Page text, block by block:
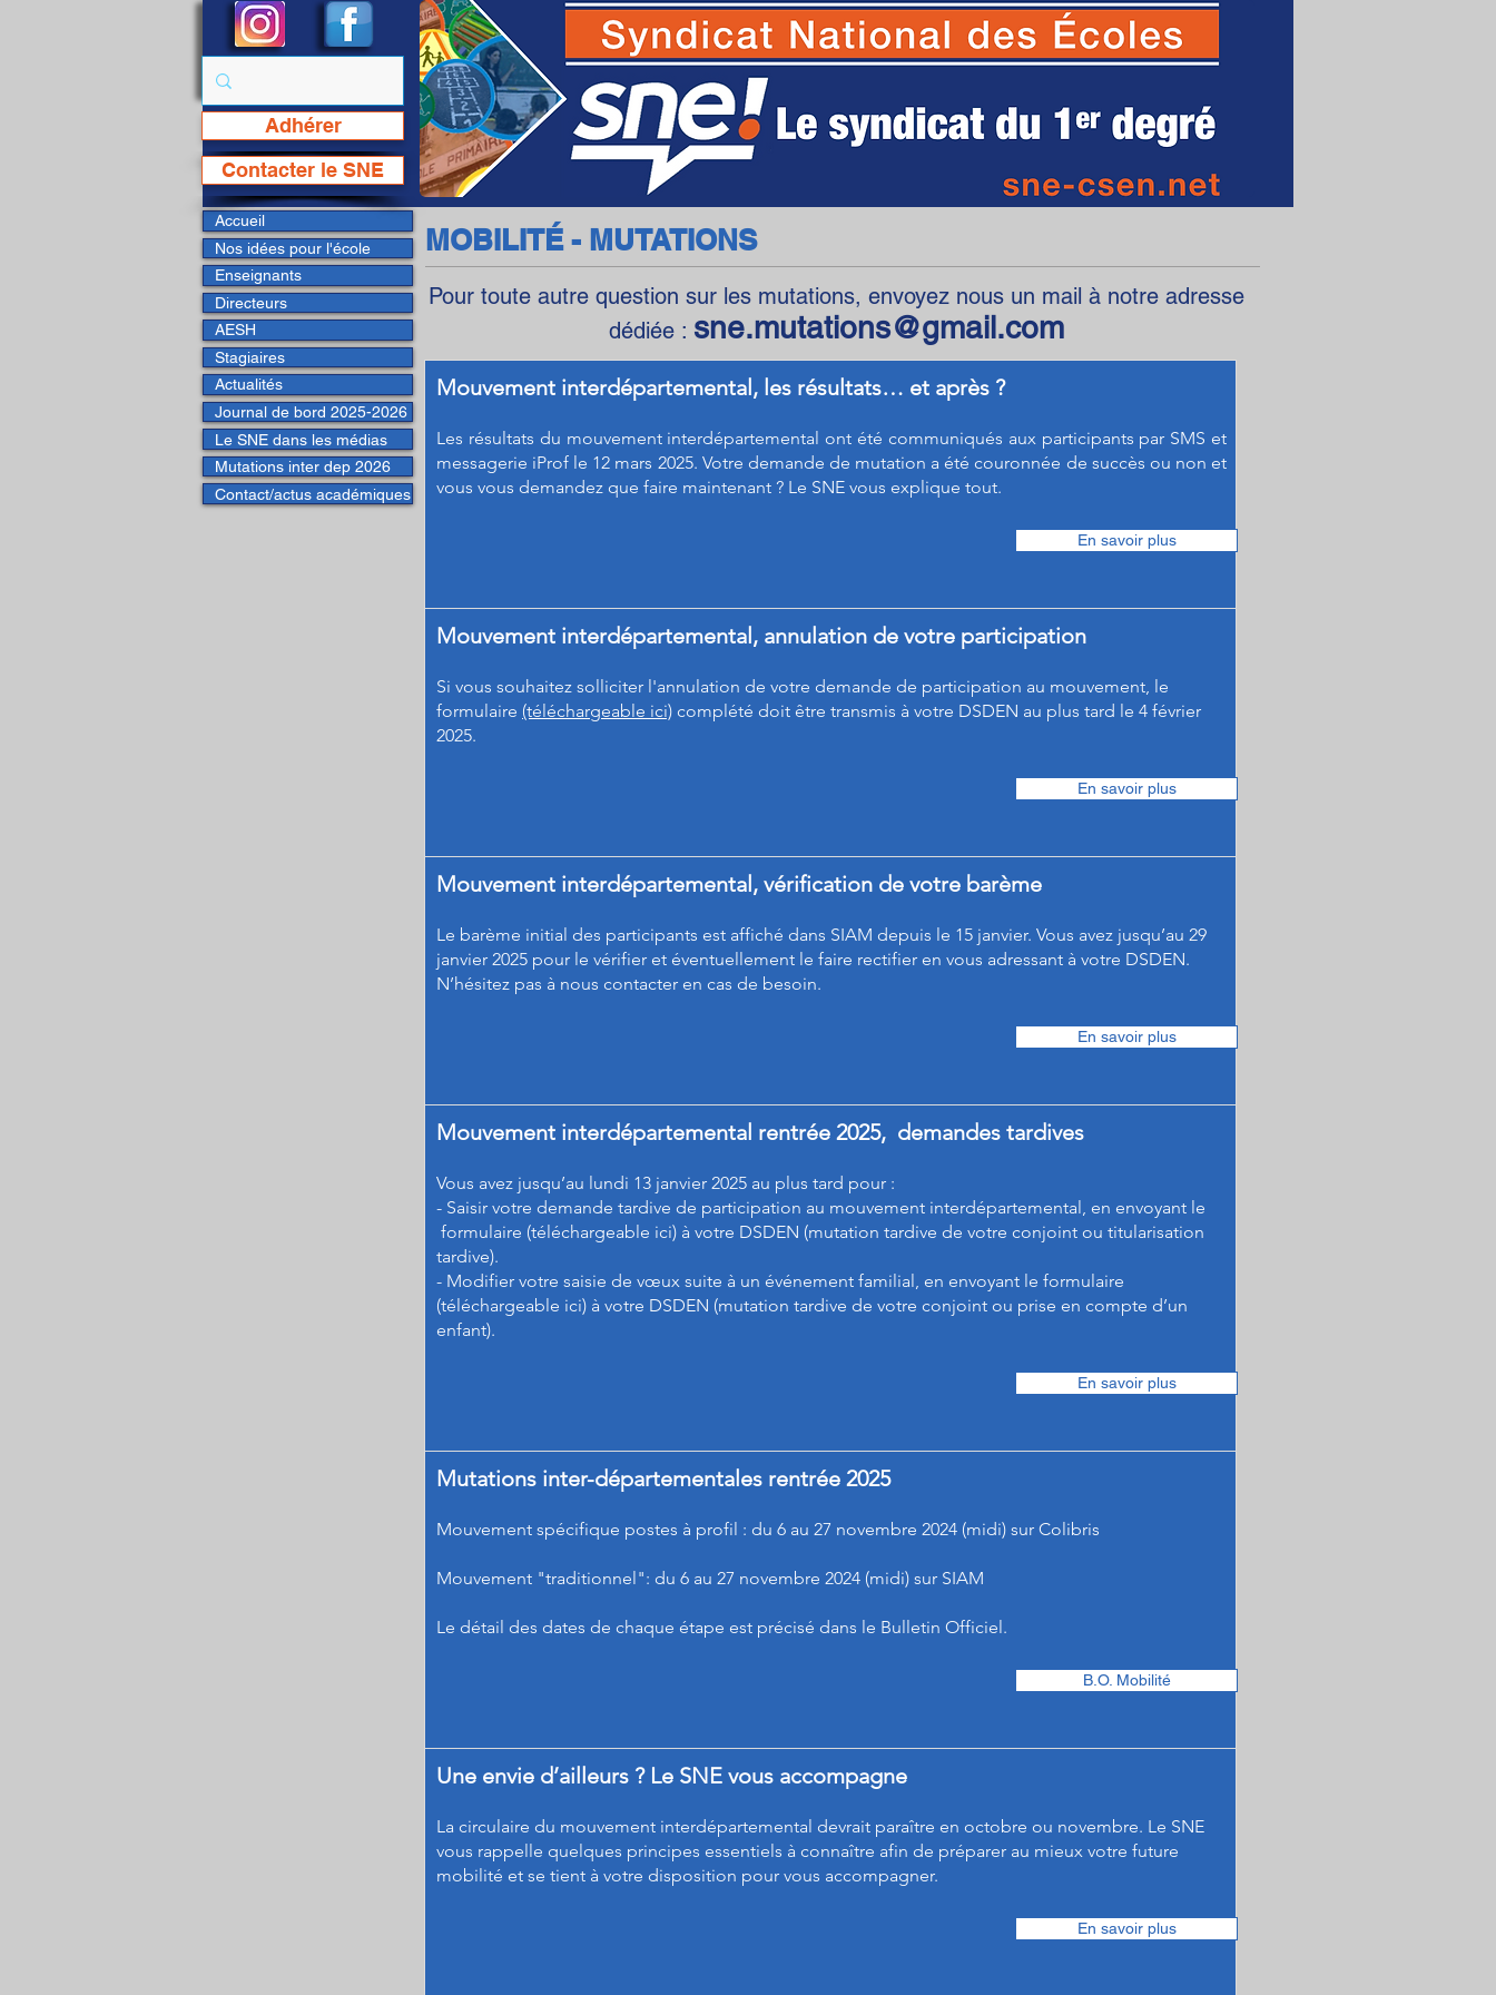
Adhérer
Contacter le SNE
MOBILITÉ - MUTATIONS
Pour toute autre question sur les mutations, envoyez nous un mail à notre adresse
dédiée : sne.mutations@gmail.com
Mouvement interdépartemental, les résultats… et après ?
Les résultats du mouvement interdépartemental ont été communiqués aux participants par SMS et
messagerie iProf le 12 mars 2025. Votre demande de mutation a été couronnée de succès ou non et
vous vous demandez que faire maintenant ? Le SNE vous explique tout.
En savoir plus
Mouvement interdépartemental, annulation de votre participation
Si vous souhaitez solliciter l'annulation de votre demande de participation au mouvement, le
formulaire (téléchargeable ici) complété doit être transmis à votre DSDEN au plus tard le 4 février
2025.
En savoir plus
Mouvement interdépartemental, vérification de votre barème
Le barème initial des participants est affiché dans SIAM depuis le 15 janvier. Vous avez jusqu’au 29
janvier 2025 pour le vérifier et éventuellement le faire rectifier en vous adressant à votre DSDEN.
N’hésitez pas à nous contacter en cas de besoin.
En savoir plus
Mouvement interdépartemental rentrée 2025, demandes tardives
Vous avez jusqu’au lundi 13 janvier 2025 au plus tard pour :
- Saisir votre demande tardive de participation au mouvement interdépartemental, en envoyant le
formulaire (téléchargeable ici) à votre DSDEN (mutation tardive de votre conjoint ou titularisation
tardive).
- Modifier votre saisie de vœux suite à un événement familial, en envoyant le formulaire
(téléchargeable ici) à votre DSDEN (mutation tardive de votre conjoint ou prise en compte d’un
enfant).​
En savoir plus
​Mutations inter-départementales rentrée 2025
Mouvement spécifique postes à profil : du 6 au 27 novembre 2024 (midi) sur Colibris
Mouvement "traditionnel": du 6 au 27 novembre 2024 (midi) sur SIAM
Le détail des dates de chaque étape est précisé dans le Bulletin Officiel.
B.O. Mobilité
Une envie d’ailleurs ? Le SNE vous accompagne
La circulaire du mouvement interdépartemental devrait paraître en octobre ou novembre. Le SNE
vous rappelle quelques principes essentiels à connaître afin de préparer au mieux votre future
mobilité et se tient à votre disposition pour vous accompagner.
En savoir plus
SNE - Syndicat National des Ecoles
Page Facebook du SNE
Accueil
Nos idées pour l'école
Enseignants
Directeurs
AESH
Stagiaires
Actualités
Journal de bord 2025-2026
Le SNE dans les médias
Mutations inter dep 2026
Contact/actus académiques